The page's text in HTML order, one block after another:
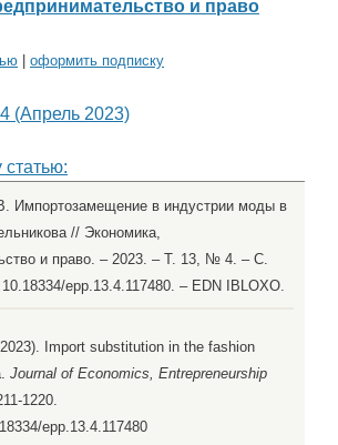
и право
оформить подписку
(Апрель 2023)
статью:
Импортозамещение в индустрии моды в
// Экономика,
и право. – 2023. – Т. 13, № 4. – С.
epp.13.4.117480. – EDN IBLOXO.
Import substitution in the fashion
Journal of Economics, Entrepreneurship
1220.
epp.13.4.117480